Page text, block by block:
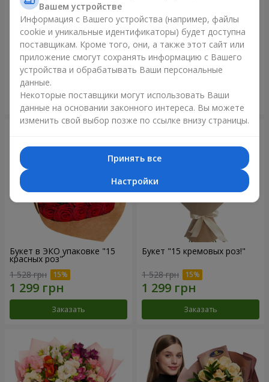
Цветы в коробке "Счастья
не избежать"
1 528 грн
Заказать
Букет из 11 красных роз
1 364 грн
Заказать
Букет в ЭКО упаковке "15
красных роз"
1 528 грн
Заказать
Букет "15 кремовых роз!"
1 528 грн
Заказать
Вашем устройстве
Информация с Вашего устройства (например, файлы
cookie и уникальные идентификаторы) будет доступна
поставщикам. Кроме того, они, а также этот сайт или
приложение смогут сохранять информацию с Вашего
устройства и обрабатывать Ваши персональные
данные.
Некоторые поставщики могут использовать Ваши
данные на основании законного интереса. Вы можете
изменить свой выбор позже по ссылке внизу страницы.
Принять все
Настройки